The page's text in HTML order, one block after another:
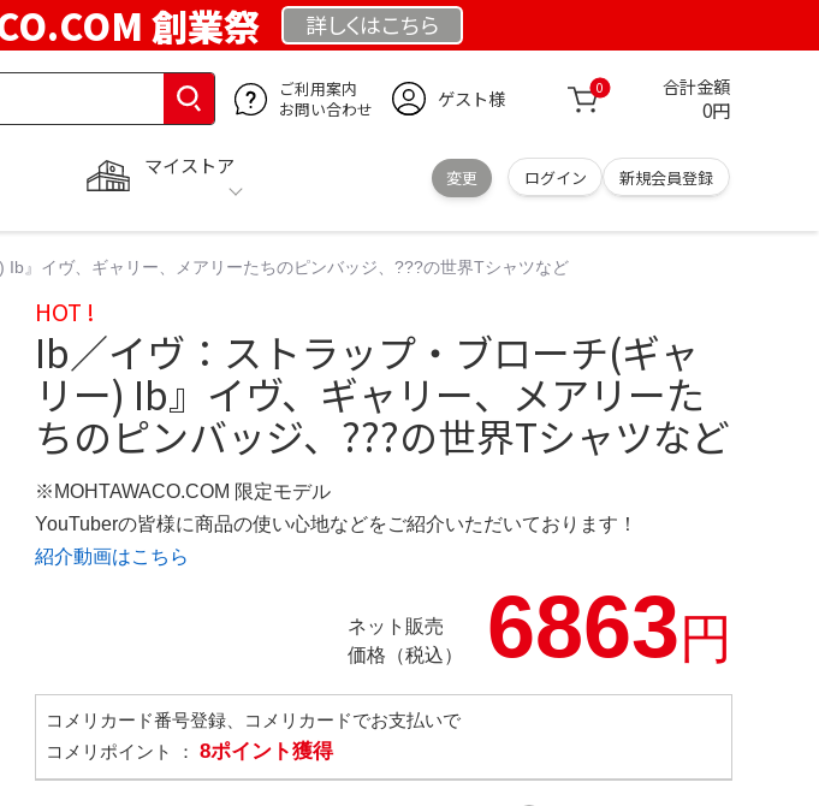
創業祭 詳しくはこちら
ご利用案内
お問い合わせ
ゲスト様 0 合計金額
0円
マイストア
変更 ログイン 新規会員登録
』イヴ、ギャリー、メアリーたちのピンバッジ、???の世界Tシャツなど
HOT !
Ib／イヴ：ストラップ・ブローチ(ギャ
リー) Ib』イヴ、ギャリー、メアリーた
ちのピンバッジ、???の世界Tシャツなど
※MOHTAWACO.COM 限定モデル
YouTuberの皆様に商品の使い心地などをご紹介いただいております！
紹介動画はこちら
ネット販売
価格（税込）
6863円
コメリカード番号登録、コメリカードでお支払いで
コメリポイント ： 8ポイント獲得